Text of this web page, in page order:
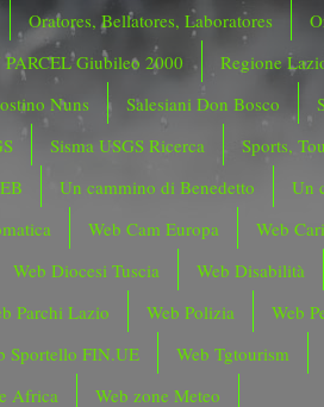
Oratores, Bellatores, Laboratores
PARCEL Giubileo 2000 Regione
Nuns Salesiani Don Bosco
Sisma USGS Ricerca Sports,
Un cammino di Benedetto Un
Web Cam Europa Web
Web Diocesi Tuscia Web Disabilità
Parchi Lazio Web Polizia Web
Sportello FIN.UE Web Tgtourism
Africa Web zone Meteo